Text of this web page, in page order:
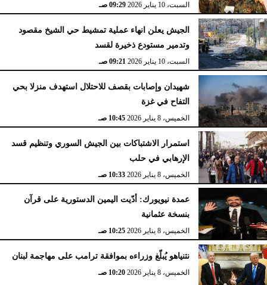
السبت، 10 يناير 2026 09:29 صـ
الجيش يعلن انهاء عملية تمشيط حي الشيخ مقصود
وتدمير مستودع ذخيرة لقسد
السبت، 10 يناير 2026 09:21 صـ
شهيدان وإصابات بقصف للاحتلال استهدف منزلا بحي
التفاح في غزة
الخميس، 8 يناير 2026 10:45 صـ
استمرار الاشتباكات بين الجيش السوري وتنظيم قسد
الإرهابي في حلب
الخميس، 8 يناير 2026 10:33 صـ
عمدة نيويورك: أدّيت اليمين الدستورية على قرآن
بنسخة عثمانية
الخميس، 8 يناير 2026 10:25 صـ
نتنياهو يُبلّغ وزراءه بموافقة ترامب على مهاجمة لبنان
الخميس، 8 يناير 2026 10:20 صـ